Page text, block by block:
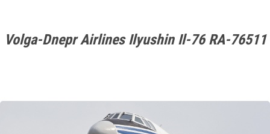
Volga-Dnepr Airlines Ilyushin Il-76 RA-76511